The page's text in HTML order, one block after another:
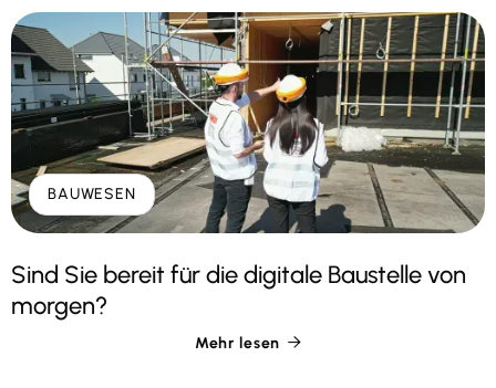
BAUWESEN
Sind Sie bereit für die digitale Baustelle von
morgen?
Mehr lesen 